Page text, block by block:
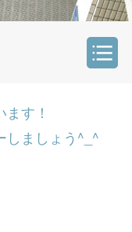
在学生の方へ
す！
しましょう^_^